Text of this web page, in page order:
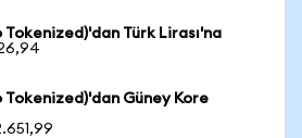
Türk Lirası'na
Güney Kore